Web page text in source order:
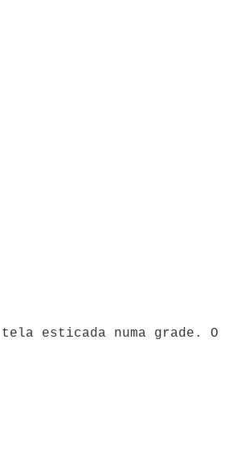
esticada numa grade. O